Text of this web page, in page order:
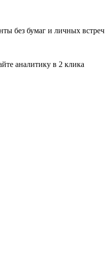
без бумаг и личных встреч
аналитику в 2 клика